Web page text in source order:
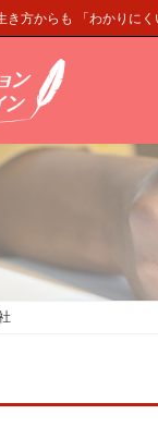
方からも 「わかりに